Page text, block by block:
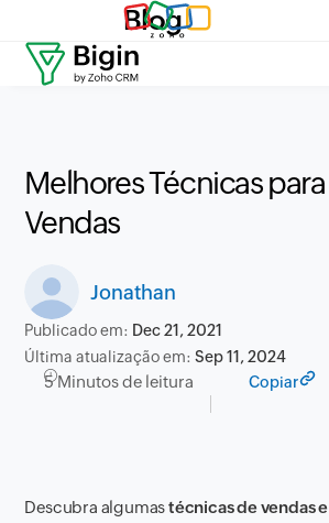
Blog
Melhores Técnicas para
Vendas
Jonathan
Publicado em: Dec 21, 2021
Última atualização em:Sep 11, 2024
5 Minutos de leitura Copiar
Descubra algumastécnicas de vendas e